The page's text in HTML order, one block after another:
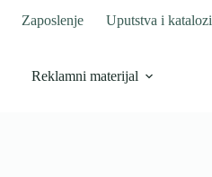
Zaposlenje Uputstva i katalozi
Reklamni materijal